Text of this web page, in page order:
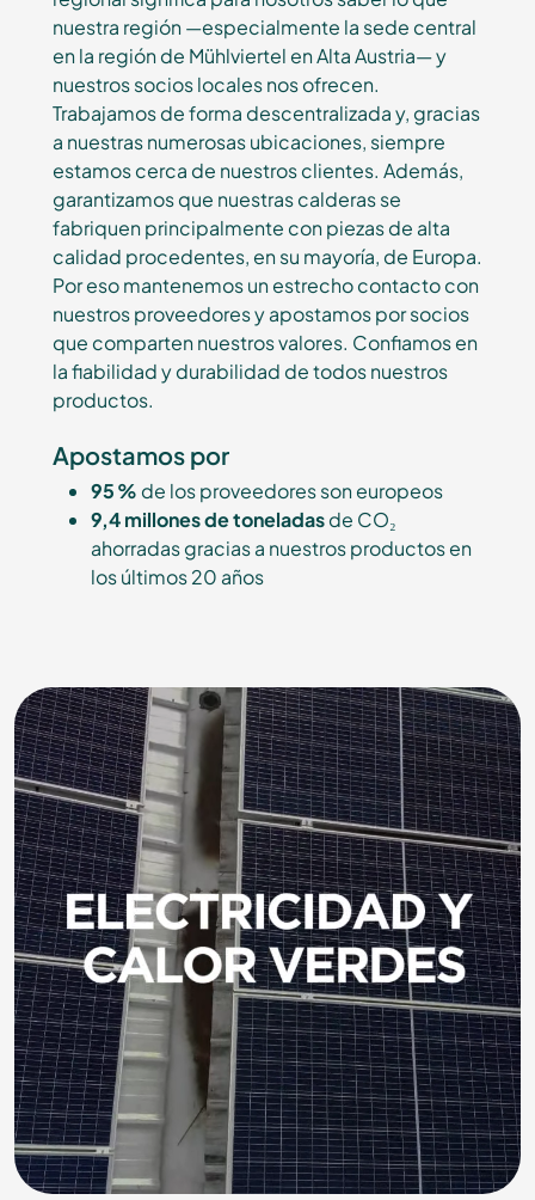
nuestra región —especialmente la sede central
en la región de Mühlviertel en Alta Austria— y
nuestros socios locales nos ofrecen.
Trabajamos de forma descentralizada y, gracias
a nuestras numerosas ubicaciones, siempre
estamos cerca de nuestros clientes. Además,
garantizamos que nuestras calderas se
fabriquen principalmente con piezas de alta
calidad procedentes, en su mayoría, de Europa.
Por eso mantenemos un estrecho contacto con
nuestros proveedores y apostamos por socios
que comparten nuestros valores. Confiamos en
la fiabilidad y durabilidad de todos nuestros
productos.
Apostamos por
95 % de los proveedores son europeos
9,4 millones de toneladasde CO₂
ahorradas gracias a nuestros productos en
los últimos 20 años